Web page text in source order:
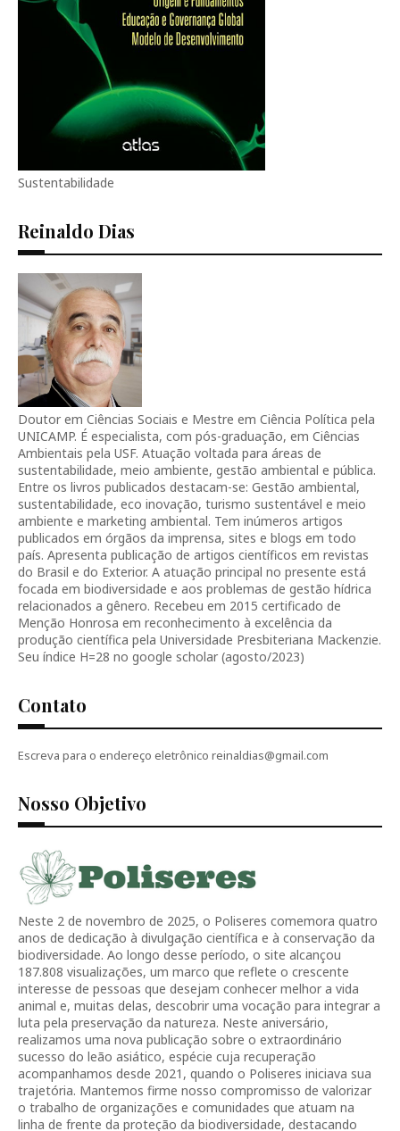
Sustentabilidade
Reinaldo Dias
Doutor em Ciências Sociais e Mestre em Ciência Política pela
UNICAMP. É especialista, com pós-graduação, em Ciências
Ambientais pela USF. Atuação voltada para áreas de
sustentabilidade, meio ambiente, gestão ambiental e pública.
Entre os livros publicados destacam-se: Gestão ambiental,
sustentabilidade, eco inovação, turismo sustentável e meio
ambiente e marketing ambiental. Tem inúmeros artigos
publicados em órgãos da imprensa, sites e blogs em todo
país. Apresenta publicação de artigos científicos em revistas
do Brasil e do Exterior. A atuação principal no presente está
focada em biodiversidade e aos problemas de gestão hídrica
relacionados a gênero. Recebeu em 2015 certificado de
Menção Honrosa em reconhecimento à excelência da
produção científica pela Universidade Presbiteriana Mackenzie.
Seu índice H=28 no google scholar (agosto/2023)
Contato
Escreva para o endereço eletrônico reinaldias@gmail.com
Nosso Objetivo
Neste 2 de novembro de 2025, o Poliseres comemora quatro
anos de dedicação à divulgação científica e à conservação da
biodiversidade. Ao longo desse período, o site alcançou
187.808 visualizações, um marco que reflete o crescente
interesse de pessoas que desejam conhecer melhor a vida
animal e, muitas delas, descobrir uma vocação para integrar a
luta pela preservação da natureza. Neste aniversário,
realizamos uma nova publicação sobre o extraordinário
sucesso do leão asiático, espécie cuja recuperação
acompanhamos desde 2021, quando o Poliseres iniciava sua
trajetória. Mantemos firme nosso compromisso de valorizar
o trabalho de organizações e comunidades que atuam na
linha de frente da proteção da biodiversidade, destacando